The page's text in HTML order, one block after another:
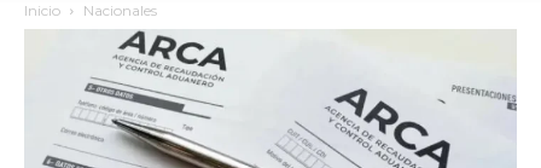
Inicio Nacionales